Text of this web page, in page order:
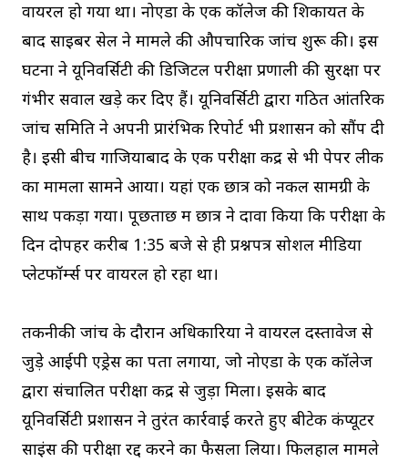
वायरल हो गया था। नोएडा के एक कॉलेज की शिकायत के
बाद साइबर सेल ने मामले की औपचारिक जांच शुरू की। इस
घटना ने यूनिवर्सिटी की डिजिटल परीक्षा प्रणाली की सुरक्षा पर
गंभीर सवाल खड़े कर दिए हैं। यूनिवर्सिटी द्वारा गठित आंतरिक
जांच समिति ने अपनी प्रारंभिक रिपोर्ट भी प्रशासन को सौंप दी
है। इसी बीच गाजियाबाद के एक परीक्षा केंद्र से भी पेपर लीक
का मामला सामने आया। यहां एक छात्र को नकल सामग्री के
साथ पकड़ा गया। पूछताछ में छात्र ने दावा किया कि परीक्षा के
दिन दोपहर करीब 1:35 बजे से ही प्रश्नपत्र सोशल मीडिया
प्लेटफॉर्म्स पर वायरल हो रहा था।
तकनीकी जांच के दौरान अधिकारियों ने वायरल दस्तावेज से
जुड़े आईपी एड्रेस का पता लगाया, जो नोएडा के एक कॉलेज
द्वारा संचालित परीक्षा केंद्र से जुड़ा मिला। इसके बाद
यूनिवर्सिटी प्रशासन ने तुरंत कार्रवाई करते हुए बीटेक कंप्यूटर
साइंस की परीक्षा रद्द करने का फैसला लिया। फिलहाल मामले